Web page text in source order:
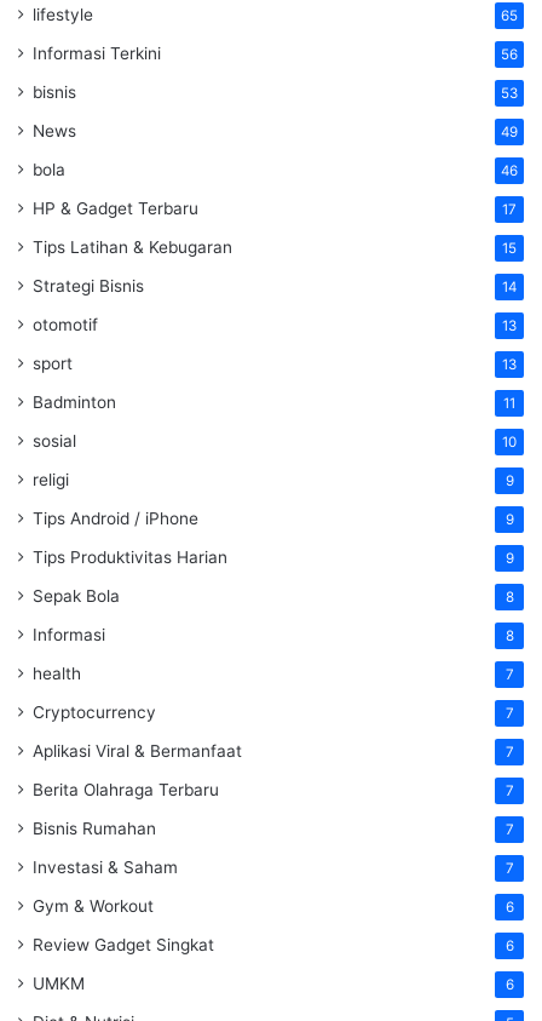
lifestyle 65
Informasi Terkini 56
bisnis 53
News 49
bola 46
HP & Gadget Terbaru 17
Tips Latihan & Kebugaran 15
Strategi Bisnis 14
otomotif 13
sport 13
Badminton 11
sosial 10
religi 9
Tips Android / iPhone 9
Tips Produktivitas Harian 9
Sepak Bola 8
Informasi 8
health 7
Cryptocurrency 7
Aplikasi Viral & Bermanfaat 7
Berita Olahraga Terbaru 7
Bisnis Rumahan 7
Investasi & Saham 7
Gym & Workout 6
Review Gadget Singkat 6
UMKM 6